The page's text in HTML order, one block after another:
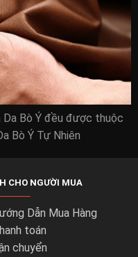
Hồ Chí Minh như Quận 9,
Giờ, Hóc Môn, Củ Chi
Bò Ý đều được thuộc
Bò Ý Tự Nhiên
CHO NGƯỜI MUA
Dẫn Mua Hàng
toán
chuyển